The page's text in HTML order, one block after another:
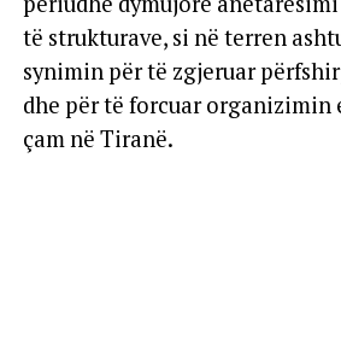
të strukturave, si në terren
synimin për të zgjeruar
dhe për të forcuar
çam në Tiranë.